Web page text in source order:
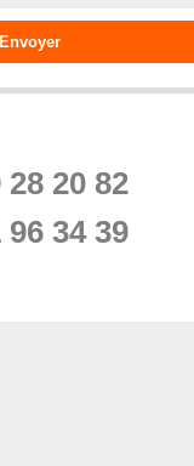
28 20 82
96 34 39